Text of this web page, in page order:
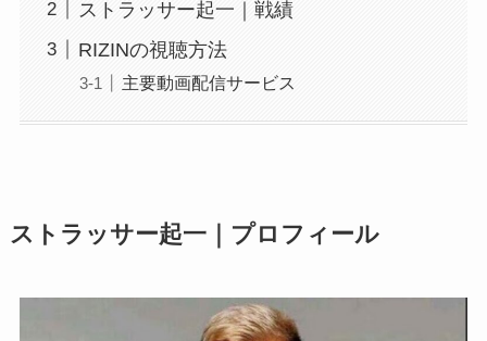
ストラッサー起一｜戦績
RIZINの視聴方法
主要動画配信サービス
ストラッサー起一｜プロフィール